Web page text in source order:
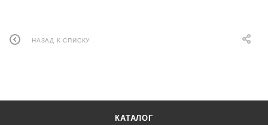
НАЗАД К СПИСКУ
КАТАЛОГ